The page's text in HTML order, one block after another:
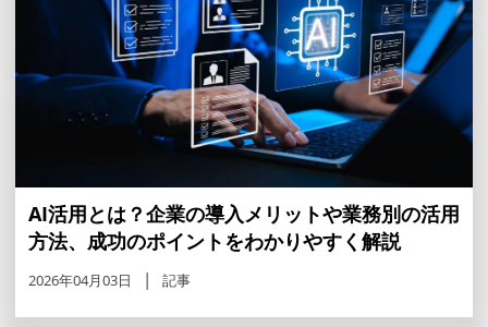
AI活用とは？企業の導入メリットや業務別の活用
方法、成功のポイントをわかりやすく解説
2026年04月03日 記事